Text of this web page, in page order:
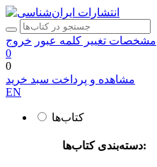
مشخصات تغییر کلمه عبور خروج
0
0
مشاهده و پرداخت سبد خرید
EN
کتاب‌ها
دسته‌بندی کتاب‌ها: